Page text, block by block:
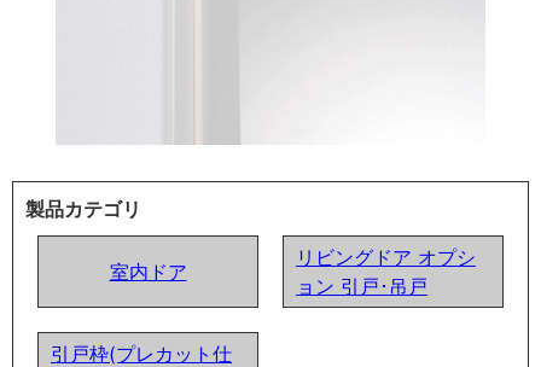
製品カテゴリ
室内ドア
リビングドア オプシ
ョン 引戸･吊戸
引戸枠(プレカット仕